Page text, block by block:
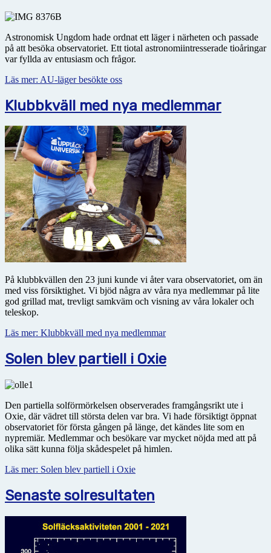
Astronomisk Ungdom hade ordnat ett läger i närheten och passade
på att besöka observatoriet. Ett tiotal astronomiintresserade tioåringar
var fyllda av entusiasm och frågor.
Läs mer: AU-läger besökte oss
Klubbkväll med nya medlemmar
På klubbkvällen den 23 juni kunde vi åter vara observatoriet, om än
med viss försiktighet. Vi bjöd några av våra nya medlemmar på lite
god grillad mat, trevligt samkväm och visning av våra lokaler och
teleskop.
Läs mer: Klubbkväll med nya medlemmar
Solen blev partiell i Oxie
Den partiella solförmörkelsen observerades framgångsrikt ute i
Oxie, där vädret till största delen var bra. Vi hade försiktigt öppnat
observatoriet för första gången på länge, det kändes lite som en
nypremiär. Medlemmar och besökare var mycket nöjda med att på
olika sätt kunna följa skådespelet på himlen.
Läs mer: Solen blev partiell i Oxie
Senaste solresultaten